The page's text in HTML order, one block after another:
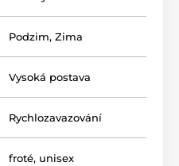
Podzim, Zima
Vysoká postava
Rychlozavazování
froté, unisex